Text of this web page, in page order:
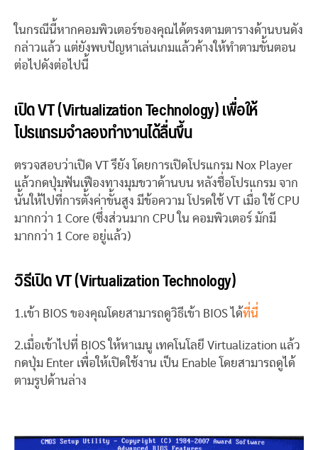
ในกรณีนี้หากคอมพิวเตอร์ของคุณได้ตรงตามตารางด้านบนดัง
กล่าวแล้ว แต่ยังพบปัญหาเล่นเกมแล้วค้างให้ทำตามขั้นตอน
ต่อไปดังต่อไปนี้
เปิด VT (Virtualization Technology) เพื่อให้
โปรแกรมจำลองทำงานได้ลื่นขึ้น
ตรวจสอบว่าเปิด VT รึยัง โดยการเปิดโปรแกรม Nox Player
แล้วกดปุ่มฟันเฟืองทางมุมขวาด้านบน หลังชื่อโปรแกรม จาก
นั้นให้ไปที่การตั้งค่าขั้นสูง มีข้อความ โปรดใช้ VT เมื่อ ใช้ CPU
มากกว่า 1 Core (ซึ่งส่วนมาก CPU ใน คอมพิวเตอร์ มักมี
มากกว่า 1 Core อยู่แล้ว)
วิธีเปิด VT (Virtualization Technology)
1.เข้า BIOS ของคุณโดยสามารถดูวิธีเข้า BIOS ได้ที่นี่
2.เมื่อเข้าไปที่ BIOS ให้หาเมนู เทคโนโลยี Virtualization แล้ว
กดปุ่ม Enter เพื่อให้เปิดใช้งาน เป็น Enable โดยสามารถดูได้
ตามรูปด้านล่าง